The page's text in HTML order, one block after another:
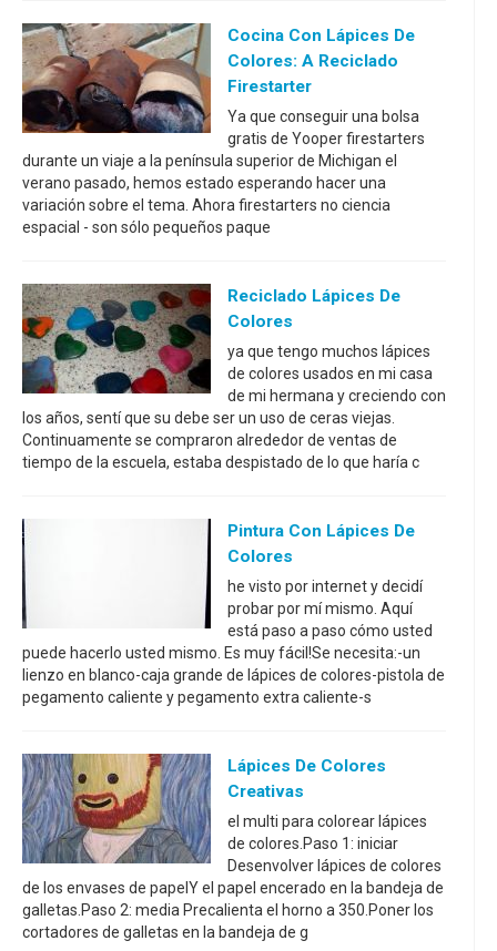
Cocina Con Lápices De
Colores: A Reciclado
Firestarter
Ya que conseguir una bolsa
gratis de Yooper firestarters
durante un viaje a la península superior de Michigan el
verano pasado, hemos estado esperando hacer una
variación sobre el tema. Ahora firestarters no ciencia
espacial - son sólo pequeños paque
Reciclado Lápices De
Colores
ya que tengo muchos lápices
de colores usados en mi casa
de mi hermana y creciendo con
los años, sentí que su debe ser un uso de ceras viejas.
Continuamente se compraron alrededor de ventas de
tiempo de la escuela, estaba despistado de lo que haría c
Pintura Con Lápices De
Colores
he visto por internet y decidí
probar por mí mismo. Aquí
está paso a paso cómo usted
puede hacerlo usted mismo. Es muy fácil!Se necesita:-un
lienzo en blanco-caja grande de lápices de colores-pistola de
pegamento caliente y pegamento extra caliente-s
Lápices De Colores
Creativas
el multi para colorear lápices
de colores.Paso 1: iniciar
Desenvolver lápices de colores
de los envases de papelY el papel encerado en la bandeja de
galletas.Paso 2: media Precalienta el horno a 350.Poner los
cortadores de galletas en la bandeja de g